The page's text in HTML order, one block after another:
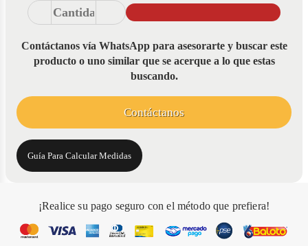
Contáctanos vía WhatsApp para asesorarte y buscar este
producto o uno similar que se acerque a lo que estas
buscando.
Contáctanos
Guía Para Calcular Medidas
¡Realice su pago seguro con el método que prefiera!